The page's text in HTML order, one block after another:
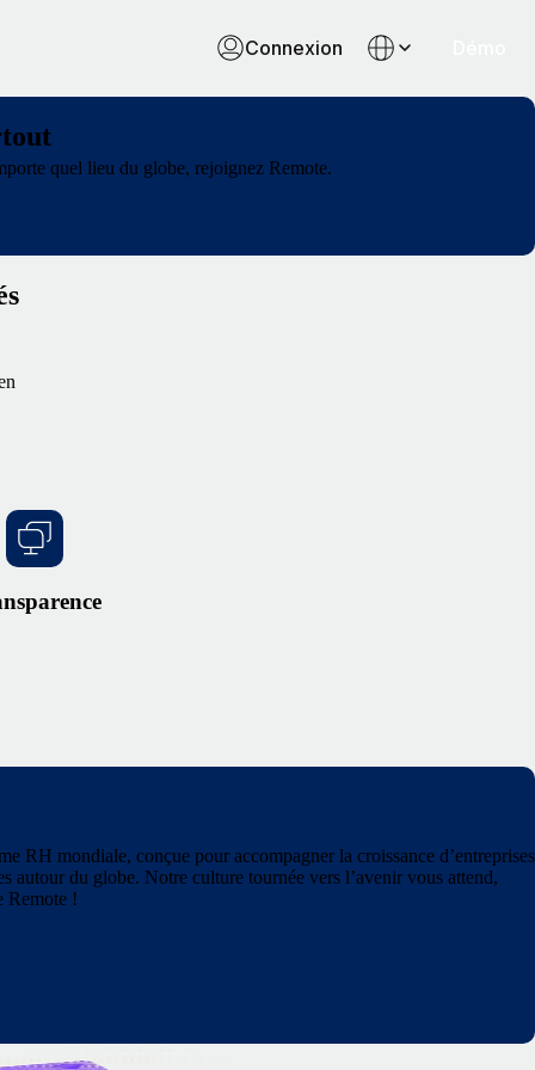
Connexion
quel lieu du globe, rejoignez Remote.
RH mondiale, conçue pour accompagner la croissance d’entreprises
autour du globe. Notre culture tournée vers l’avenir vous attend,
Remote !